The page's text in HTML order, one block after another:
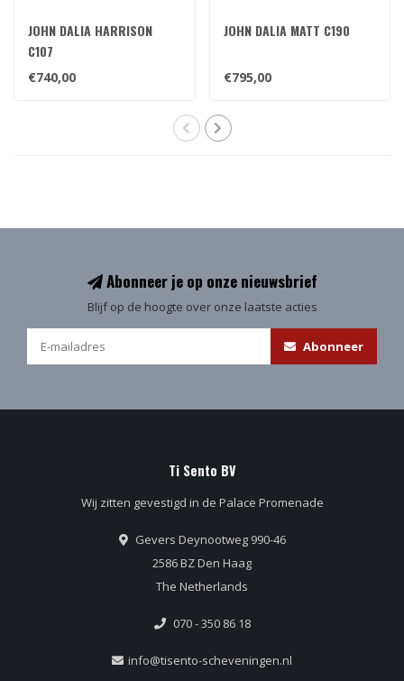
JOHN DALIA HARRISON
C107
€740,00
JOHN DALIA MATT C190
€795,00
Abonneer je op onze nieuwsbrief
Blijf op de hoogte over onze laatste acties
Abonneer
Ti Sento BV
Wij zitten gevestigd in de Palace Promenade
Gevers Deynootweg 990-46
2586 BZ Den Haag
The Netherlands
070 - 350 86 18
info@tisento-scheveningen.nl